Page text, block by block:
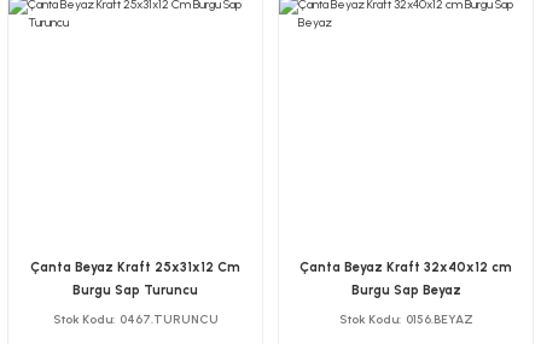
Çanta Beyaz Kraft 25x31x12 Cm
Burgu Sap Turuncu
Stok Kodu 0467.TURUNCU
Çanta Beyaz Kraft 32x40x12 cm
Burgu Sap Beyaz
Stok Kodu 0156.BEYAZ